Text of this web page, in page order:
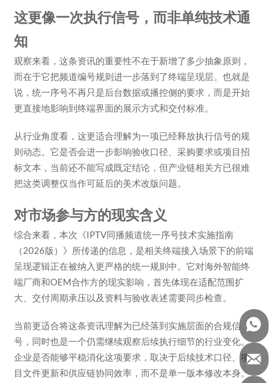
这更像一次执行信号，而非单纯技术通
知
观察来看，这条资讯的重要性不在于新增了多少抽象原则，
而在于它把频道编号规则进一步落到了终端呈现层。也就是
说，统一序号不再只是后台数据或播控侧的要求，而是开始
更直接地影响到终端界面的展示方式和交付标准。
从行业角度看，这更适合理解为一项已经释放执行信号的规
则动态。它是否会进一步影响验收口径、采购要求或项目招
标文本，当前还不能写成既定结论，但产业链相关方已很难
把这类调整仅当作可延后的美术改版问题。
对市场参与方的现实含义
综合来看，本次《IPTV同播频道统一序号技术实施指南
（2026版）》所传递的信息，是相关终端接入场景下的前端
呈现逻辑正在被纳入更严格的统一规则中。它对海外智能终
端厂商和OEM合作方的现实影响，首先体现在适配范围扩
大、交付周期承压以及资料与验收表述需要同步检查。
当前更适合将这条资讯理解为已经落到实施层面的合规信
号，同时也是一个仍需继续观察后续执行细节的行业变化。
企业是否能够平稳消化这项要求，取决于后续技术口径、项
目文件更新和供应链协同效率，而不是单一版本修改本身。

